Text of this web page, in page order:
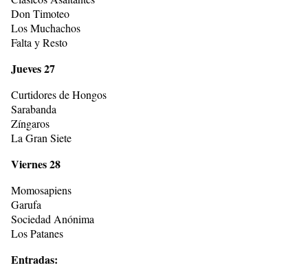
Don Timoteo
Los Muchachos
Falta y Resto
Jueves 27
Curtidores de Hongos
Sarabanda
Zíngaros
La Gran Siete
Viernes 28
Momosapiens
Garufa
Sociedad Anónima
Los Patanes
Entradas: